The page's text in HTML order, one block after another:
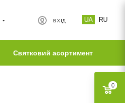
UA RU
ВХІД
Святковий асортимент
0